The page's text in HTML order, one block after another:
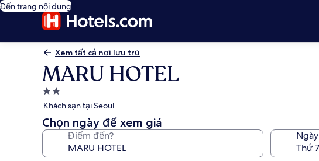
Đến trang nội dung
Xem tất cả nơi lưu trú
MARU HOTEL
Nơi
lưu
trú
2.0
Khách sạn tại Seoul
Chọn ngày để xem giá
Điểm đến? Ngày